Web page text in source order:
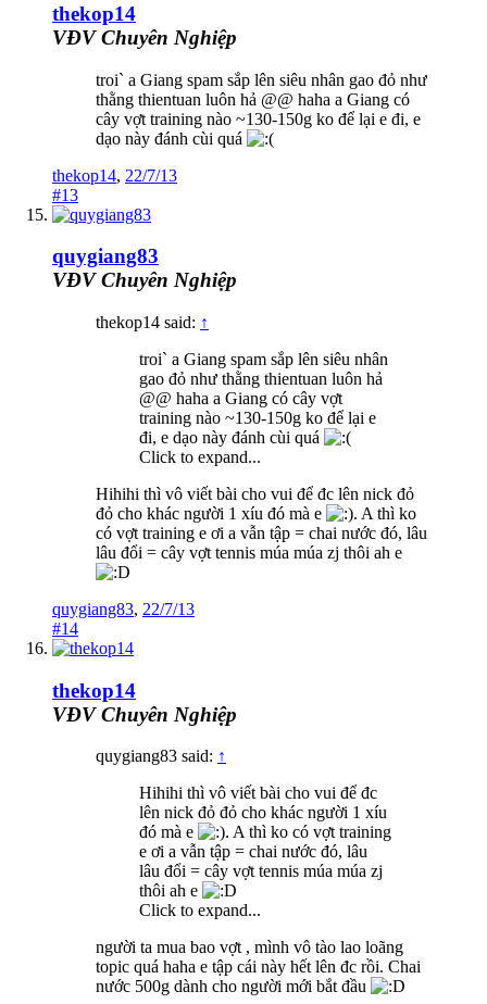
thekop14
VĐV Chuyên Nghiệp
troi` a Giang spam sắp lên siêu nhân gao đỏ như
thằng thientuan luôn hả @@ haha a Giang có
cây vợt training nào ~130-150g ko để lại e đi, e
dạo này đánh cùi quá
thekop14, 22/7/13
#13
quygiang83
VĐV Chuyên Nghiệp
thekop14 said: ↑
troi` a Giang spam sắp lên siêu nhân
gao đỏ như thằng thientuan luôn hả
@@ haha a Giang có cây vợt
training nào ~130-150g ko để lại e
đi, e dạo này đánh cùi quá
Click to expand...
Hihihi thì vô viết bài cho vui để đc lên nick đỏ
đỏ cho khác người 1 xíu đó mà e
. A thì ko
có vợt training e ơi a vẫn tập = chai nước đó, lâu
lâu đổi = cây vợt tennis múa múa zj thôi ah e
quygiang83, 22/7/13
#14
thekop14
VĐV Chuyên Nghiệp
quygiang83 said: ↑
Hihihi thì vô viết bài cho vui để đc
lên nick đỏ đỏ cho khác người 1 xíu
đó mà e
. A thì ko có vợt training
e ơi a vẫn tập = chai nước đó, lâu
lâu đổi = cây vợt tennis múa múa zj
thôi ah e
Click to expand...
người ta mua bao vợt , mình vô tào lao loãng
topic quá haha e tập cái này hết lên đc rồi. Chai
nước 500g dành cho người mới bắt đầu